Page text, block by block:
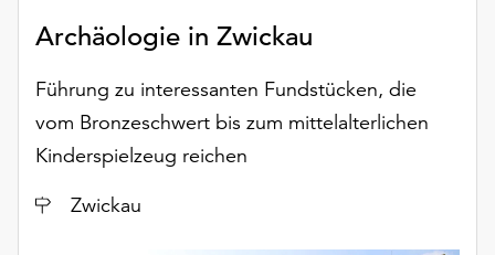
Verfügung.
Cookies
auch
ohne
Einverständnis
Archäologie in Zwickau
Führung zu interessanten Fundstücken, die
vom Bronzeschwert bis zum mittelalterlichen
Kinderspielzeug reichen
Ort
Zwickau